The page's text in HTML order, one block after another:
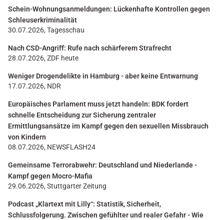
Schein-Wohnungsanmeldungen: Lückenhafte Kontrollen gegen
Schleuserkriminalität
30.07.2026, Tagesschau
Nach CSD-Angriff: Rufe nach schärferem Strafrecht
28.07.2026, ZDF heute
Weniger Drogendelikte in Hamburg - aber keine Entwarnung
17.07.2026, NDR
Europäisches Parlament muss jetzt handeln: BDK fordert
schnelle Entscheidung zur Sicherung zentraler
Ermittlungsansätze im Kampf gegen den sexuellen Missbrauch
von Kindern
08.07.2026, NEWSFLASH24
Gemeinsame Terrorabwehr: Deutschland und Niederlande -
Kampf gegen Mocro-Mafia
29.06.2026, Stuttgarter Zeitung
Podcast „Klartext mit Lilly“: Statistik, Sicherheit,
Schlussfolgerung. Zwischen gefühlter und realer Gefahr - Wie